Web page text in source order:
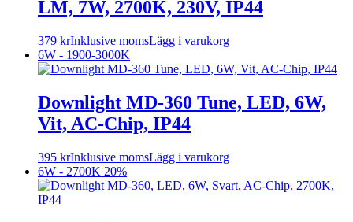
LM, 7W, 2700K, 230V, IP44
379 krInklusive momsLägg i varukorg
6W - 1900-3000K
Downlight MD-360 Tune, LED, 6W,
Vit, AC-Chip, IP44
395 krInklusive momsLägg i varukorg
6W - 2700K 20%